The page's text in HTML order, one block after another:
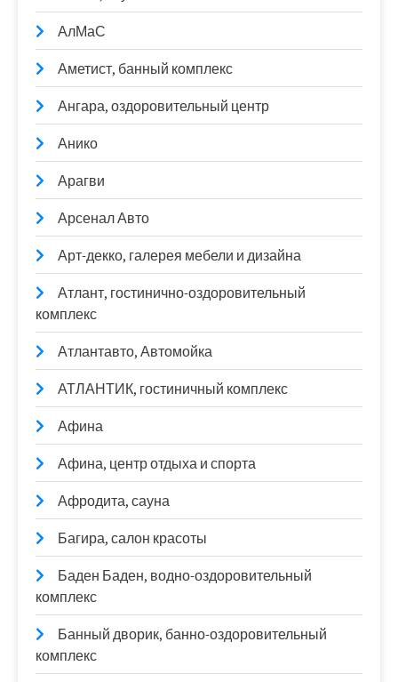
АлМаС
Аметист, банный комплекс
Ангара, оздоровительный центр
Анико
Арагви
Арсенал Авто
Арт-декко, галерея мебели и дизайна
Атлант, гостинично-оздоровительный
комплекс
Атлантавто, Автомойка
АТЛАНТИК, гостиничный комплекс
Афина
Афина, центр отдыха и спорта
Афродита, сауна
Багира, салон красоты
Баден Баден, водно-оздоровительный
комплекс
Банный дворик, банно-оздоровительный
комплекс